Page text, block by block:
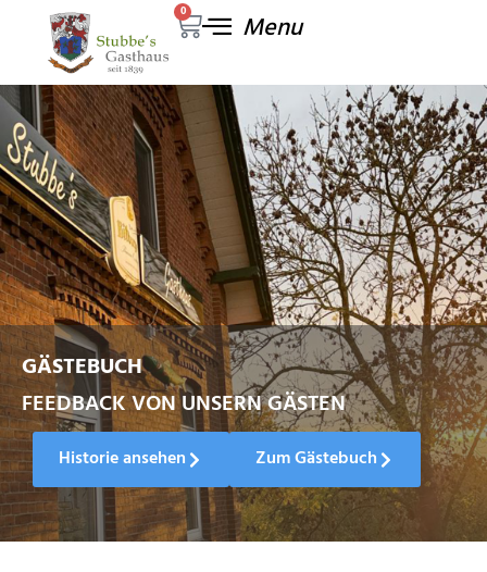
0
GÄSTEBUCH
FEEDBACK VON UNSERN GÄSTEN
Historie ansehen Zum Gästebuch